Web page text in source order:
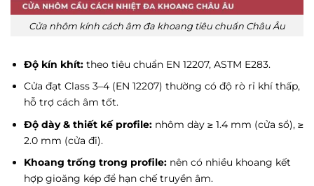
Cửa nhôm kính cách âm đa khoang tiêu chuẩn Châu Âu
Độ kín khít:theo tiêu chuẩn EN 12207, ASTM E283.
Cửa đạt Class 3–4 (EN 12207) thường có độ rò rỉ khí thấp,
hỗ trợ cách âm tốt.
Độ dày & thiết kế profile:nhôm dày ≥ 1.4 mm (cửa sổ), ≥
2.0 mm (cửa đi).
Khoang trống trong profile:nên có nhiều khoang kết
hợp gioăng kép để hạn chế truyền âm.